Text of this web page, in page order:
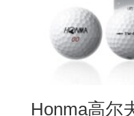
Honma高尔